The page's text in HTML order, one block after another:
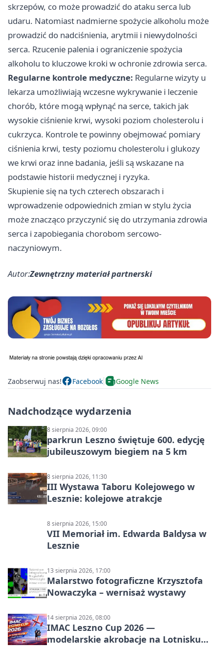
skrzepów, co może prowadzić do ataku serca lub
udaru. Natomiast nadmierne spożycie alkoholu może
prowadzić do nadciśnienia, arytmii i niewydolności
serca. Rzucenie palenia i ograniczenie spożycia
alkoholu to kluczowe kroki w ochronie zdrowia serca.
Regularne kontrole medyczne: Regularne wizyty u
lekarza umożliwiają wczesne wykrywanie i leczenie
chorób, które mogą wpłynąć na serce, takich jak
wysokie ciśnienie krwi, wysoki poziom cholesterolu i
cukrzyca. Kontrole te powinny obejmować pomiary
ciśnienia krwi, testy poziomu cholesterolu i glukozy
we krwi oraz inne badania, jeśli są wskazane na
podstawie historii medycznej i ryzyka.
Skupienie się na tych czterech obszarach i
wprowadzenie odpowiednich zmian w stylu życia
może znacząco przyczynić się do utrzymania zdrowia
serca i zapobiegania chorobom sercowo-
naczyniowym.
Autor:Zewnętrzny materiał partnerski
Zaobserwuj nas! Facebook Google News
Nadchodzące wydarzenia
8 sierpnia 2026, 09:00
parkrun Leszno świętuje 600. edycję
jubileuszowym biegiem na 5 km
8 sierpnia 2026, 11:30
III Wystawa Taboru Kolejowego w
Lesznie: kolejowe atrakcje
8 sierpnia 2026, 15:00
VII Memoriał im. Edwarda Baldysa w
Lesznie
13 sierpnia 2026, 17:00
Malarstwo fotograficzne Krzysztofa
Nowaczyka – wernisaż wystawy
14 sierpnia 2026, 08:00
IMAC Leszno Cup 2026 —
modelarskie akrobacje na Lotnisku